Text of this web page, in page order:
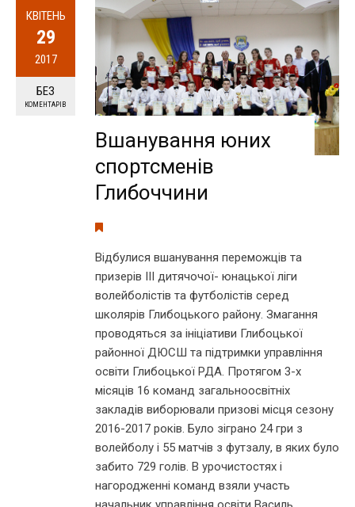
КВІТЕНЬ
29
2017
БЕЗ
КОМЕНТАРІВ
Вшанування юних
спортсменів
Глибоччини
Відбулися вшанування переможців та
призерів ІІІ дитячочої- юнацької ліги
волейболістів та футболістів серед
школярів Глибоцького району. Змагання
проводяться за ініціативи Глибоцької
районної ДЮСШ та підтримки управління
освіти Глибоцької РДА. Протягом 3-х
місяців 16 команд загальноосвітніх
закладів виборювали призові місця сезону
2016-2017 років. Було зіграно 24 гри з
волейболу і 55 матчів з футзалу, в яких було
забито 729 голів. В урочистостях і
нагородженні команд взяли участь